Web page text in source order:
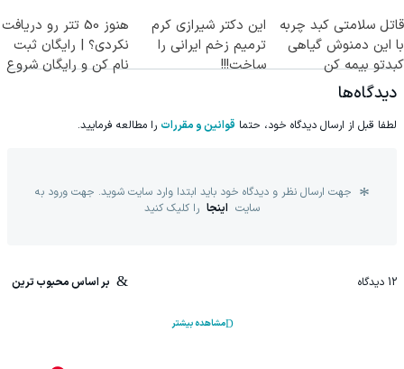
قاتل سلامتی کبد چربه
با این دمنوش گیاهی
کبدتو بیمه کن
این دکتر شیرازی کرم
ترمیم زخم ایرانی را
ساخت!!!
هنوز 50 تتر رو دریافت
نکردی؟ | رایگان ثبت
نام کن و رایگان شروع
دیدگاه‌ها
لطفا قبل از ارسال دیدگاه خود، حتما قوانین و مقررات را مطالعه فرمایید.
جهت ارسال نظر و دیدگاه خود باید ابتدا وارد سایت شوید. جهت ورود به
سایت اینجا را کلیک کنید
12 دیدگاه بر اساس محبوب ترین
مشاهده بیشتر